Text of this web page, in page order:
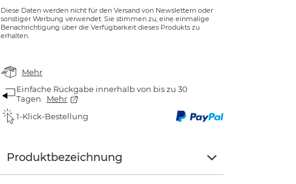
Diese Daten werden nicht für den Versand von Newslettern oder
sonstiger Werbung verwendet. Sie stimmen zu, eine einmalige
Benachrichtigung über die Verfügbarkeit dieses Produkts zu
erhalten.
Mehr
Einfache Rückgabe innerhalb von bis zu 30
Tagen
Mehr
1-Klick-Bestellung
Produktbezeichnung